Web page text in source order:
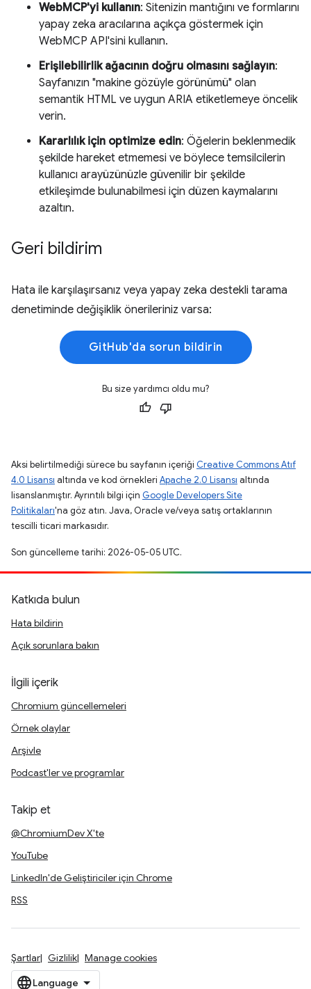
WebMCP'yi kullanın: Sitenizin mantığını ve formlarını
yapay zeka aracılarına açıkça göstermek için
WebMCP API'sini kullanın.
Erişilebilirlik ağacının doğru olmasını sağlayın:
Sayfanızın "makine gözüyle görünümü" olan
semantik HTML ve uygun ARIA etiketlemeye öncelik
verin.
Kararlılık için optimize edin: Öğelerin beklenmedik
şekilde hareket etmemesi ve böylece temsilcilerin
kullanıcı arayüzünüzle güvenilir bir şekilde
etkileşimde bulunabilmesi için düzen kaymalarını
azaltın.
Geri bildirim
Hata ile karşılaşırsanız veya yapay zeka destekli tarama
denetiminde değişiklik önerileriniz varsa:
GitHub'da sorun bildirin
Bu size yardımcı oldu mu?
Aksi belirtilmediği sürece bu sayfanın içeriği Creative Commons Atıf
4.0 Lisansı altında ve kod örnekleri Apache 2.0 Lisansı altında
lisanslanmıştır. Ayrıntılı bilgi için Google Developers Site
Politikaları'na göz atın. Java, Oracle ve/veya satış ortaklarının
tescilli ticari markasıdır.
Son güncelleme tarihi: 2026-05-05 UTC.
Katkıda bulun
Hata bildirin
Açık sorunlara bakın
İlgili içerik
Chromium güncellemeleri
Örnek olaylar
Arşivle
Podcast'ler ve programlar
Takip et
@ChromiumDev X'te
YouTube
LinkedIn'de Geliştiriciler için Chrome
RSS
Şartlar Gizlilik Manage cookies